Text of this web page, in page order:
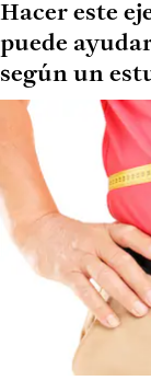
Hacer este
puede
según un